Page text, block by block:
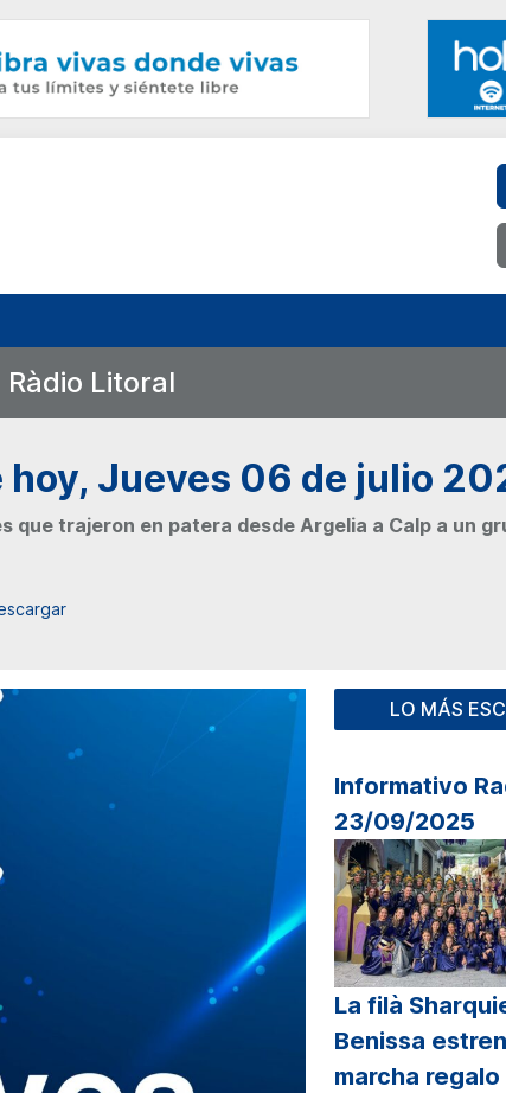
Litoral
Jueves 06 de julio
que trajeron en patera desde Argelia a Calp a un
LO MÁS
Informativo
23/09/2025
La filà
Benissa
marcha